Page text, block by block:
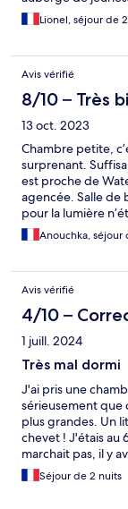
Travelodge pour
Lionel, séjour de
Avis vérifié
8/10 – Très
13 oct. 2023
Chambre petite,
surprenant.
est proche de
agencée. Salle de
pour la lumière
lumière
Anouchka, séjour
Avis vérifié
4/10 –
1 juill. 2024
Très mal dormi
J'ai pris une
sérieusement que
plus grandes. Un
chevet ! J'étais au
marchait pas, il y
chaud et très lourd
mal isolé, j'ai très
Séjour de 2 nuits